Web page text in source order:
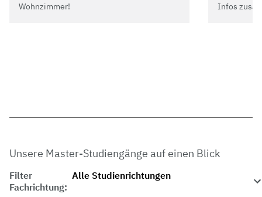
Wohnzimmer!
Infos
Unsere Master-Studiengänge auf einen Blick
Filter
Fachrichtung: